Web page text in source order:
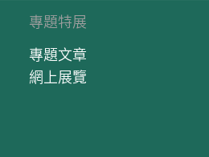
專題特展
專題文章
網上展覽